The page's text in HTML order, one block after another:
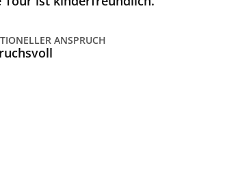
ANSPRUCH